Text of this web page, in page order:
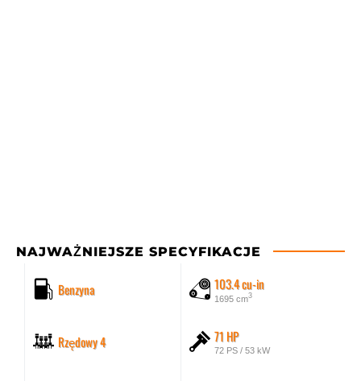
NAJWAŻNIEJSZE SPECYFIKACJE
Benzyna 103.4 cu-in
1695 cm3
Rzędowy 4 71 HP
72 PS / 53 kW